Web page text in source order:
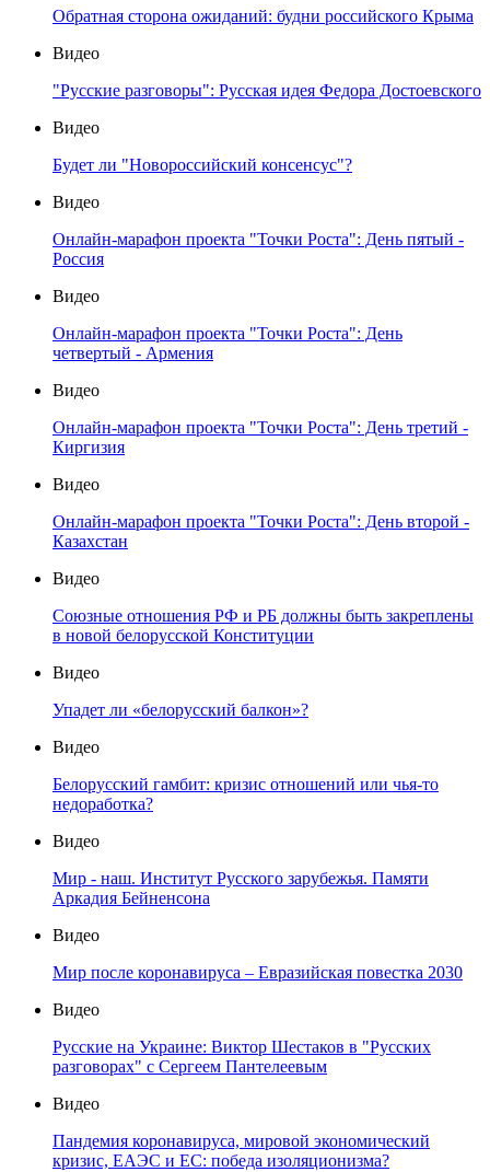
Обратная сторона ожиданий: будни российского Крыма
Видео
"Русские разговоры": Русская идея Федора Достоевского
Видео
Будет ли "Новороссийский консенсус"?
Видео
Онлайн-марафон проекта "Точки Роста": День пятый -
Россия
Видео
Онлайн-марафон проекта "Точки Роста": День
четвертый - Армения
Видео
Онлайн-марафон проекта "Точки Роста": День третий -
Киргизия
Видео
Онлайн-марафон проекта "Точки Роста": День второй -
Казахстан
Видео
Союзные отношения РФ и РБ должны быть закреплены
в новой белорусской Конституции
Видео
Упадет ли «белорусский балкон»?
Видео
Белорусский гамбит: кризис отношений или чья-то
недоработка?
Видео
Мир - наш. Институт Русского зарубежья. Памяти
Аркадия Бейненсона
Видео
Мир после коронавируса – Евразийская повестка 2030
Видео
Русские на Украине: Виктор Шестаков в "Русских
разговорах" с Сергеем Пантелеевым
Видео
Пандемия коронавируса, мировой экономический
кризис, ЕАЭС и ЕС: победа изоляционизма?